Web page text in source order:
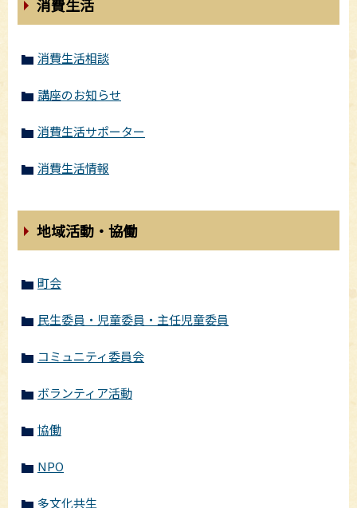
消費生活
消費生活相談
講座のお知らせ
消費生活サポーター
消費生活情報
地域活動・協働
町会
民生委員・児童委員・主任児童委員
コミュニティ委員会
ボランティア活動
協働
NPO
多文化共生